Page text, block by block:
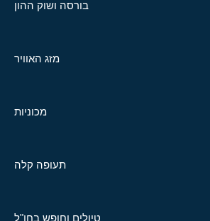
בורסה ושוק ההון
מזג האוויר
מכוניות
תעופה קלה
טיולים וחופש בחו"ל